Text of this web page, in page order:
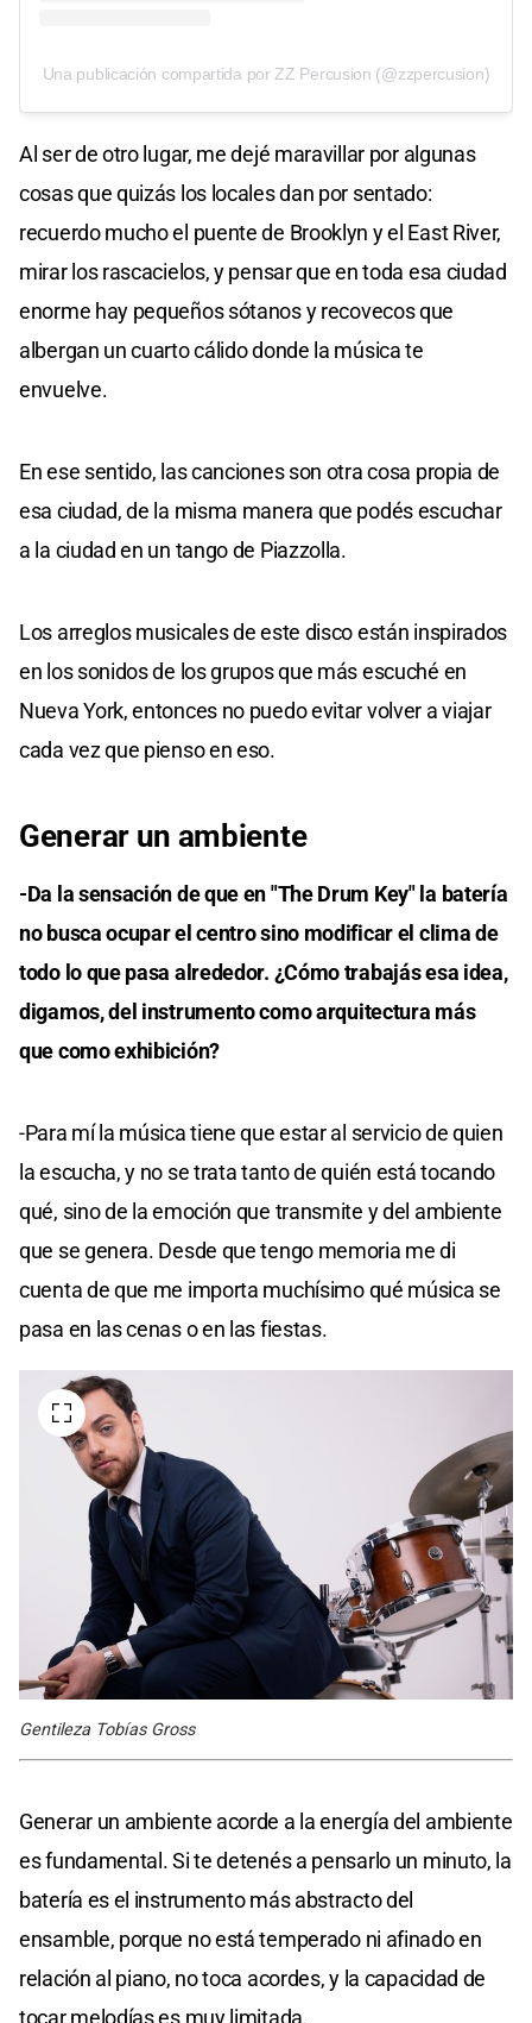
Una publicación compartida por ZZ Percusion (@zzpercusion)
Al ser de otro lugar, me dejé maravillar por algunas
cosas que quizás los locales dan por sentado:
recuerdo mucho el puente de Brooklyn y el East River,
mirar los rascacielos, y pensar que en toda esa ciudad
enorme hay pequeños sótanos y recovecos que
albergan un cuarto cálido donde la música te
envuelve.
En ese sentido, las canciones son otra cosa propia de
esa ciudad, de la misma manera que podés escuchar
a la ciudad en un tango de Piazzolla.
Los arreglos musicales de este disco están inspirados
en los sonidos de los grupos que más escuché en
Nueva York, entonces no puedo evitar volver a viajar
cada vez que pienso en eso.
Generar un ambiente
-Da la sensación de que en "The Drum Key" la batería
no busca ocupar el centro sino modificar el clima de
todo lo que pasa alrededor. ¿Cómo trabajás esa idea,
digamos, del instrumento como arquitectura más
que como exhibición?
-Para mí la música tiene que estar al servicio de quien
la escucha, y no se trata tanto de quién está tocando
qué, sino de la emoción que transmite y del ambiente
que se genera. Desde que tengo memoria me di
cuenta de que me importa muchísimo qué música se
pasa en las cenas o en las fiestas.
Gentileza Tobías Gross
Generar un ambiente acorde a la energía del ambiente
es fundamental. Si te detenés a pensarlo un minuto, la
batería es el instrumento más abstracto del
ensamble, porque no está temperado ni afinado en
relación al piano, no toca acordes, y la capacidad de
tocar melodías es muy limitada.